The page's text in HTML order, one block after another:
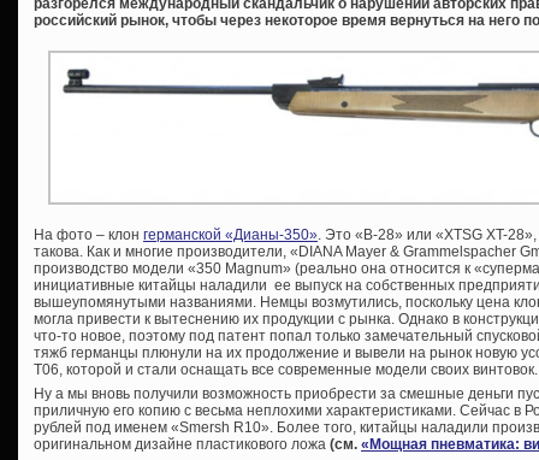
разгорелся международный скандальчик о нарушении авторских
российский рынок, чтобы через некоторое время вернуться на него
На фото – клон германской «Дианы-350». Это «B-28» или «XTSG XT-
такова. Как и многие производители, «DIANA Mayer & Grammelspacher
производство модели «350 Magnum» (реально она относится к
инициативные китайцы наладили ее выпуск на собственных
вышеупомянутыми названиями. Немцы возмутились, поскольку цена
могла привести к вытеснению их продукции с рынка. Однако в
что-то новое, поэтому под патент попал только замечательный
тяжб германцы плюнули на их продолжение и вывели на рынок новую
Т06, которой и стали оснащать все современные модели своих винтовок.
Ну а мы вновь получили возможность приобрести за смешные деньги
приличную его копию с весьма неплохими характеристиками. Сейчас в
рублей под именем «Smersh R10». Более того, китайцы наладили
оригинальном дизайне пластикового ложа (см. «Мощная пневматика: